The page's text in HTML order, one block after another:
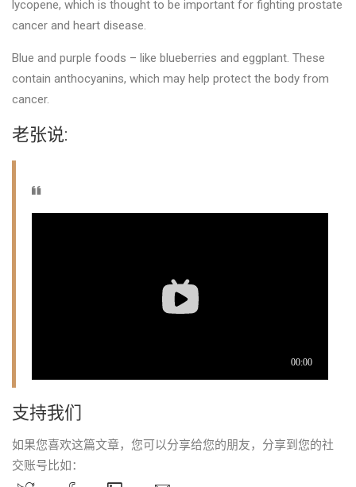
lycopene, which is thought to be important for fighting prostate
cancer and heart disease.
Blue and purple foods – like blueberries and eggplant. These
contain anthocyanins, which may help protect the body from
cancer.
老张说:
支持我们
如果您喜欢这篇文章，您可以分享给您的朋友，分享到您的社
交账号比如：